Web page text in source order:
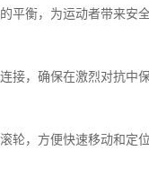
平衡，为运动者带来安
接，确保在激烈对抗中保
，方便快速移动和定